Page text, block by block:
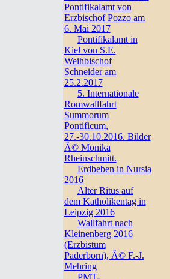
Pontifikalamt von
Erzbischof Pozzo am
6. Mai 2017
Pontifikalamt in
Kiel von S.E.
Weihbischof
Schneider am
25.2.2017
5. Internationale
Romwallfahrt
Summorum
Pontificum,
27.-30.10.2016. Bilder
Â© Monika
Rheinschmitt.
Erdbeben in Nursia
2016
Alter Ritus auf
dem Katholikentag in
Leipzig 2016
Wallfahrt nach
Kleinenberg 2016
(Erzbistum
Paderborn), Â© F.-J.
Mehring
PMT-